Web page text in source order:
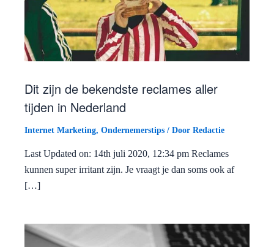
Dit zijn de bekendste reclames aller
tijden in Nederland
Internet Marketing, Ondernemerstips / Door Redactie
Last Updated on: 14th juli 2020, 12:34 pm Reclames
kunnen super irritant zijn. Je vraagt je dan soms ook af
[…]